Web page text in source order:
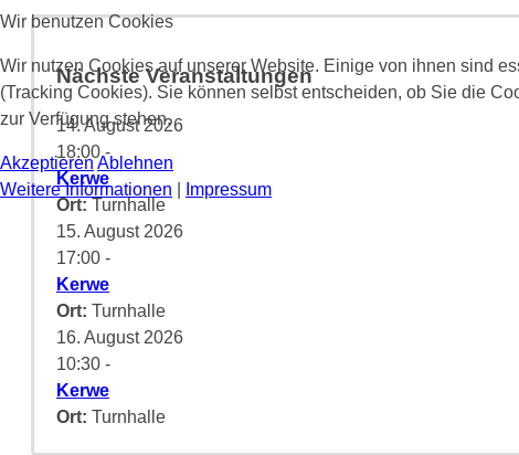
Nächste Veranstaltungen
14. August 2026
18:00-
Kerwe
Ort: Turnhalle
15. August 2026
17:00 -
Kerwe
Ort: Turnhalle
16. August 2026
10:30 -
Kerwe
Ort: Turnhalle
Wir benutzen Cookies
Wir nutzen Cookies auf unserer Website. Einige von ihnen sind
(Tracking Cookies). Sie können selbst entscheiden, ob Sie die
zur Verfügung stehen.
AkzeptierenAblehnen
Weitere Informationen
Impressum